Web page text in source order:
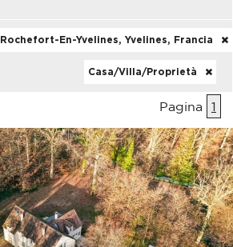
Rochefort-En-Yvelines, Yvelines, Francia
Casa/Villa/Proprietà
Pagina 1